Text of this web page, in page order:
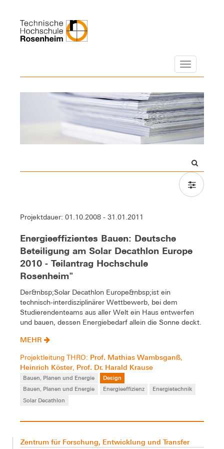
Navigation
Projektdauer: 01.10.2008 - 31.01.2011
Energieeffizientes Bauen: Deutsche
Beteiligung am Solar Decathlon Europe
2010 - Teilantrag Hochschule
Rosenheim"
Der&nbsp;Solar Decathlon Europe&nbsp;ist ein
technisch-interdisziplinärer Wettbewerb, bei dem
Studierendenteams aus aller Welt ein Haus entwerfen
und bauen, dessen Energiebedarf allein die Sonne deckt.
MEHR
Projektleitung THRO: Prof. Mathias Wambsganß,
Heinrich Köster, Prof. Dr. Harald Krause
Bauen, Planen und Energie
Design
Bauen, Planen und Energie
Energieeffizienz
Energietechnik
Solar Decathlon
Zentrum für Forschung, Entwicklung und Transfer